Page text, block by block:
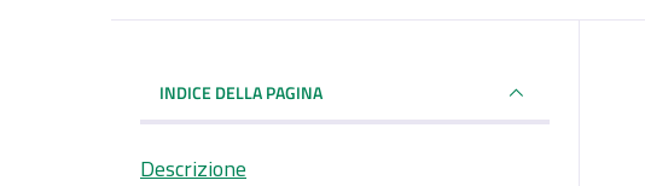
INDICE DELLA PAGINA
Descrizione